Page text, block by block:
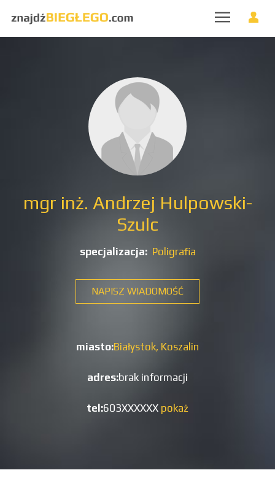
mgr inż. Andrzej Hulpowski-
Szulc
specjalizacja: Poligrafia
NAPISZ WIADOMOŚĆ
miasto:Białystok, Koszalin
adres:brak informacji
tel:603XXXXXX pokaż